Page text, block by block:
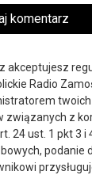
komentarz
akceptujesz
Radio
związanych z
24 ust. 1 pkt 3 i
podanie